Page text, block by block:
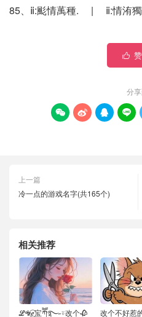
85、ⅱ:颩情萭種. | ⅱ:情洧

分
   
上一篇
冷一点的游戏名字(共165个)
相关推荐
ℒᎭℯ⃝宝ཀོོ࿐˶⍤改个🥀 改个不好惹